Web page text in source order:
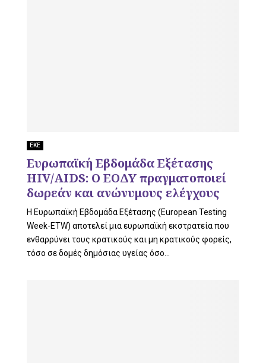
ΕΚΕ
Ευρωπαϊκή Εβδομάδα Εξέτασης
HIV/AIDS: O ΕΟΔΥ πραγματοποιεί
δωρεάν και ανώνυμους ελέγχους
Η Ευρωπαϊκή Εβδομάδα Εξέτασης (European Testing
Week-ETW) αποτελεί μια ευρωπαϊκή εκστρατεία που
ενθαρρύνει τους κρατικούς και μη κρατικούς φορείς,
τόσο σε δομές δημόσιας υγείας όσο...